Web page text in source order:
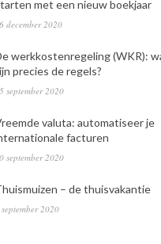
met een nieuw boekjaar
december 2020
werkkostenregeling (WKR):
precies de regels?
september 2020
valuta: automatiseer je
facturen
september 2020
– de thuisvakantie
2020